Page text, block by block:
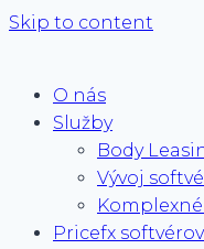
Skip to content
O nás
Služby
Body
Vývoj
Pricefx